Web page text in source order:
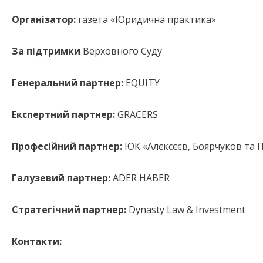
Організатор: газета «Юридична практика»
За підтримки Верховного Суду
Генеральний партнер: EQUITY
Експертний партнер:GRACERS
Професійний партнер: ЮК «Алєксєєв, Боярчуков та
Галузевий партнер:ADER HABER
Стратегічний партнер: Dynasty Law & Investment
Контакти: